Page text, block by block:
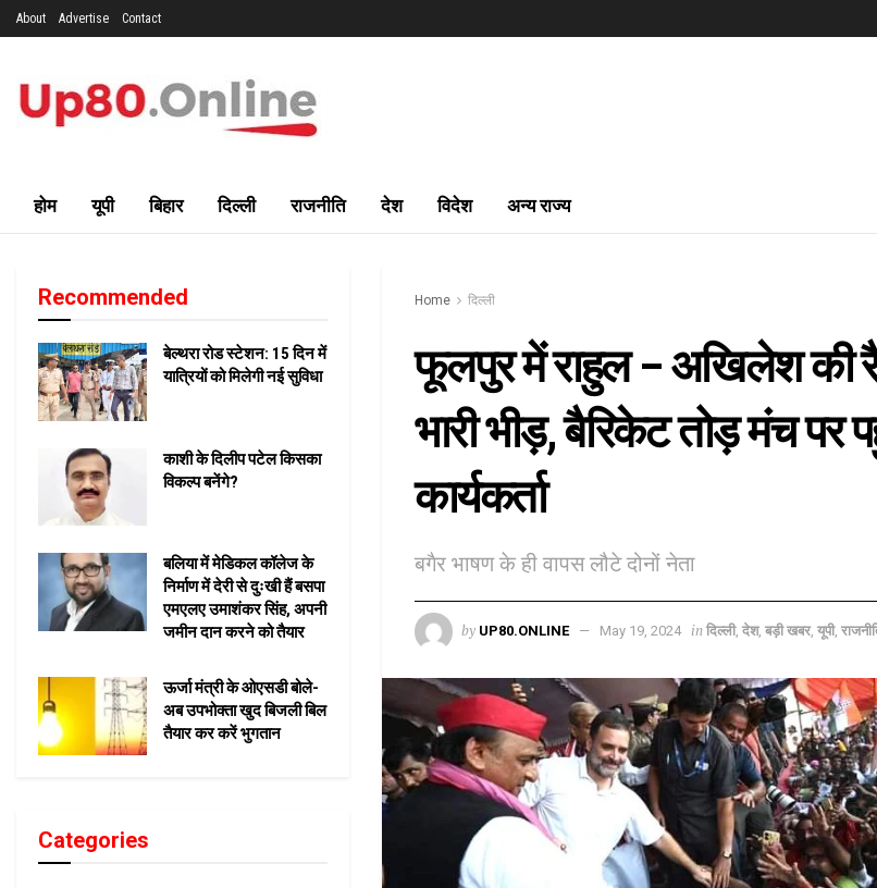
About Advertise Contact
होम यूपी बिहार दिल्ली राजनीति देश विदेश अन्य राज्य
Home दिल्ली
फूलपुर में राहुल – अखिलेश की
भारी भीड़, बैरिकेट तोड़ मंच पर
कार्यकर्ता
बगैर भाषण के ही वापस लौटे दोनों नेता
by UP80.ONLINE May 19, 2024 in दिल्ली, देश, बड़ी खबर, यूपी,
Recommended
बेल्थरा रोड स्टेशन: 15 दिन में
यात्रियों को मिलेगी नई सुविधा
काशी के दिलीप पटेल किसका
विकल्प बनेंगे?
बलिया में मेडिकल कॉलेज के
निर्माण में देरी से दुःखी हैं बसपा
एमएलए उमाशंकर सिंह, अपनी
जमीन दान करने को तैयार
ऊर्जा मंत्री के ओएसडी बोले-
अब उपभोक्ता खुद बिजली बिल
तैयार कर करें भुगतान
Categories